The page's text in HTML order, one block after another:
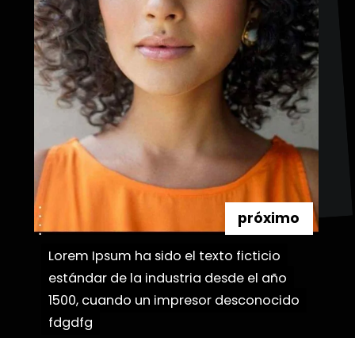
Lorem Ipsum ha sido el texto ficticio
estándar de la industria desde el año
1500, cuando un impresor desconocido
fdgdfg
Lorem Ipsum ha sido el texto ficticio
estándar de la industria desde el año
1500, cuando un impresor desconocido
fdgdfg
próximo